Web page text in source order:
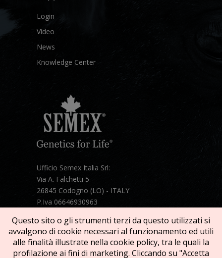
Login
Video
News
Knowledge Center
Ufficio Semex Italia Srl:
Via A. Falchetti 5
26845 Codogno (LO) - ITALY
P.Iva 06646930963
Mail: semex@semexitalia.it
Guarda la mappa
Questo sito o gli strumenti terzi da questo utilizzati si
avvalgono di cookie necessari al funzionamento ed utili
alle finalità illustrate nella cookie policy, tra le quali la
profilazione ai fini di marketing. Cliccando su "Accetta